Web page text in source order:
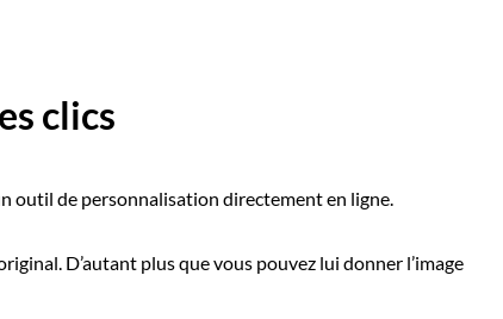
clics
outil de personnalisation directement en ligne.
D’autant plus que vous pouvez lui donner l’image